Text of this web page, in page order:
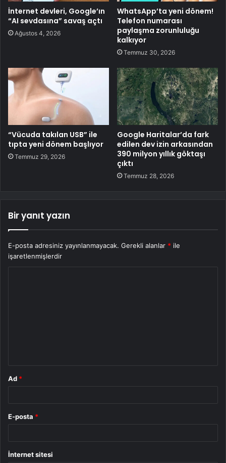
İnternet devleri, Google’ın
“AI sevdasına” savaş açtı
Ağustos 4, 2026
WhatsApp’ta yeni dönem!
Telefon numarası
paylaşma zorunluluğu
kalkıyor
Temmuz 30, 2026
“Vücuda takılan USB” ile
tıpta yeni dönem başlıyor
Temmuz 29, 2026
Google Haritalar’da fark
edilen dev izin arkasından
390 milyon yıllık göktaşı
çıktı
Temmuz 28, 2026
Bir yanıt yazın
E-posta adresiniz yayınlanmayacak. Gerekli alanlar * ile
işaretlenmişlerdir
Ad *
E-posta *
İnternet sitesi